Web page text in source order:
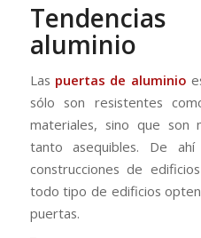
aluminio
Las puertas de aluminio
sólo son resistentes
materiales, sino que son
tanto asequibles. De
construcciones de
todo tipo de edificios
puertas.